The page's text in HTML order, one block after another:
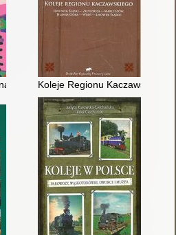
Koleje Regionu Kaczawskiego